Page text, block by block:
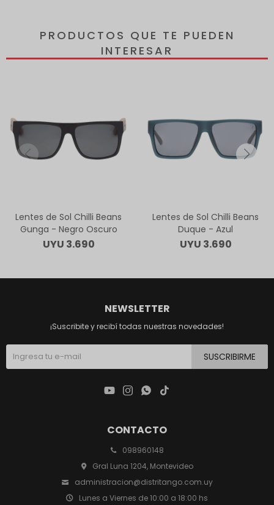
PRODUCTOS QUE TE PUEDEN
INTERESAR
Lentes de Sol Chilli Beans
Gunga - Negro Oscuro
UYU 3.690
Lentes de Sol Chilli Beans
Duque - Azul
UYU 3.690
CONTACTO
098960148
Gral Luna 1204, Montevideo
administracion@distritango.com.uy
Lunes a Viernes de 10:00 a 18:00 hs
NEWSLETTER
¡Suscribite y recibí todas nuestras novedades!
SUSCRIBIRME
   